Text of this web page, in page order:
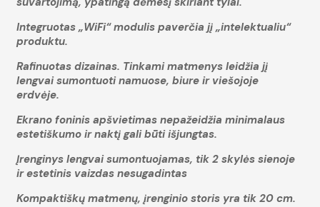
Integruotas „WiFi“ modulis paverčia jį „intelektualiu“
produktu.
Rafinuotas dizainas. Tinkami matmenys leidžia jį
lengvai sumontuoti namuose, biure ir viešojoje
erdvėje.
Ekrano foninis apšvietimas nepažeidžia minimalaus
estetiškumo ir naktį gali būti išjungtas.
Įrenginys lengvai sumontuojamas, tik 2 skylės sienoje
ir estetinis vaizdas nesugadintas
Kompaktiškų matmenų, įrenginio storis yra tik 20 cm.